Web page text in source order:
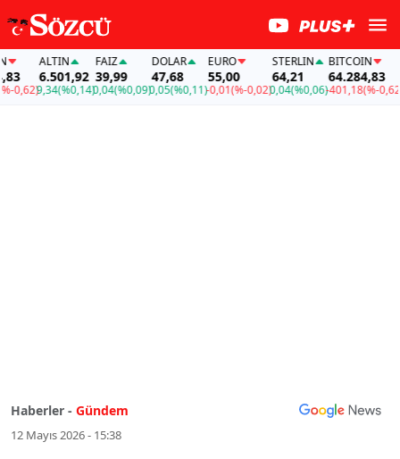
ALTIN
6.501,92
9,34(%0,14)
FAİZ
39,99
0,04(%0,09)
DOLAR
47,68
0,05(%0,11)
EURO
55,00
-0,01(%-0,02)
STERLIN
64,21
0,04(%0,06)
BITCOIN
64.284,83
-401,18(%-0,62)
Haberler - Gündem
12 Mayıs 2026 - 15:38